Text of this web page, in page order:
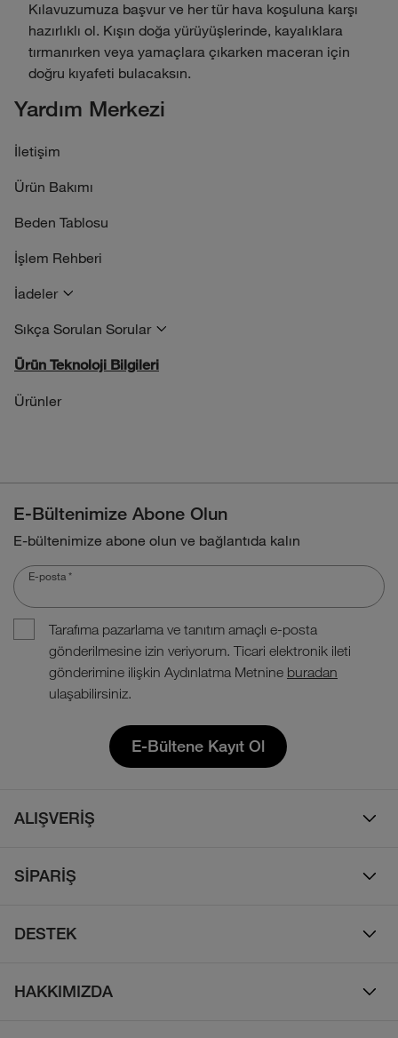
Yardım Merkezi
İletişim
Ürün Bakımı
Beden Tablosu
İşlem Rehberi
İadeler
Sıkça Sorulan Sorular
Ürün Teknoloji Bilgileri
Ürünler
Kılavuzumuza başvur ve her tür hava koşuluna karşı
hazırlıklı ol. Kışın doğa yürüyüşlerinde, kayalıklara
tırmanırken veya yamaçlara çıkarken maceran için
doğru kıyafeti bulacaksın.
E-Bültenimize Abone Olun
E-bültenimize abone olun ve bağlantıda kalın
E-posta *
Tarafıma pazarlama ve tanıtım amaçlı e-posta
gönderilmesine izin veriyorum. Ticari elektronik ileti
gönderimine ilişkin Aydınlatma Metnine buradan
ulaşabilirsiniz.
E-Bültene Kayıt Ol
ALIŞVERİŞ
Çocuk
Ayakkabı
SİPARİŞ
İade Politikası
DESTEK
HAKKIMIZDA